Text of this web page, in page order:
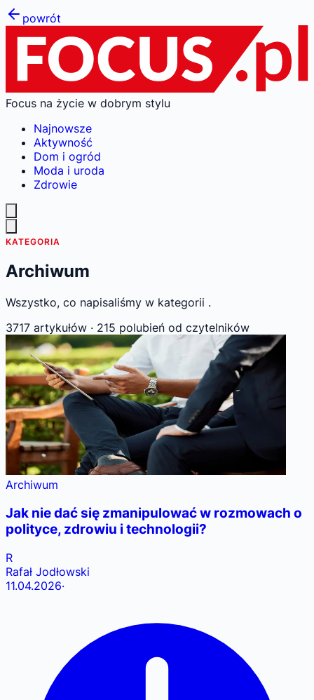
powrót
Focus na życie w dobrym stylu
Najnowsze
Aktywność
Dom i ogród
Moda i uroda
Zdrowie
KATEGORIA
Archiwum
Wszystko, co napisaliśmy w kategorii .
3717 artykułów · 215 polubień od czytelników
Archiwum
Jak nie dać się zmanipulować w rozmowach o
polityce, zdrowiu i technologii?
R
Rafał Jodłowski
11.04.2026·